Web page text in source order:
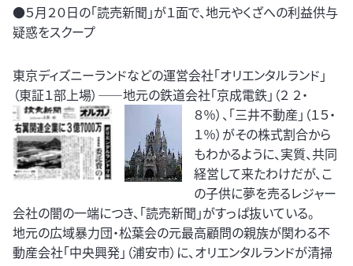
●５月２０日の「読売新聞」が１面で、地元やくざへの利益供与
疑惑をスクープ
東京ディズニーランドなどの運営会社「オリエンタルランド」
（東証１部上場）――地元の鉄道会社「京成電鉄」（２ ２・
８％）、「三井不動産」（１５・
１％）がその株式割合から
もわかるように、実質、共同
経営して来たわけだが、こ
の子供に夢を売るレジャー
会社の闇の一端につき、「読売新聞」がすっぱ抜いている。
地元の広域暴力団・松葉会の元最高顧問の親族が関わる不
動産会社「中央興発」（浦安市）に、オリエンタルランドが清掃